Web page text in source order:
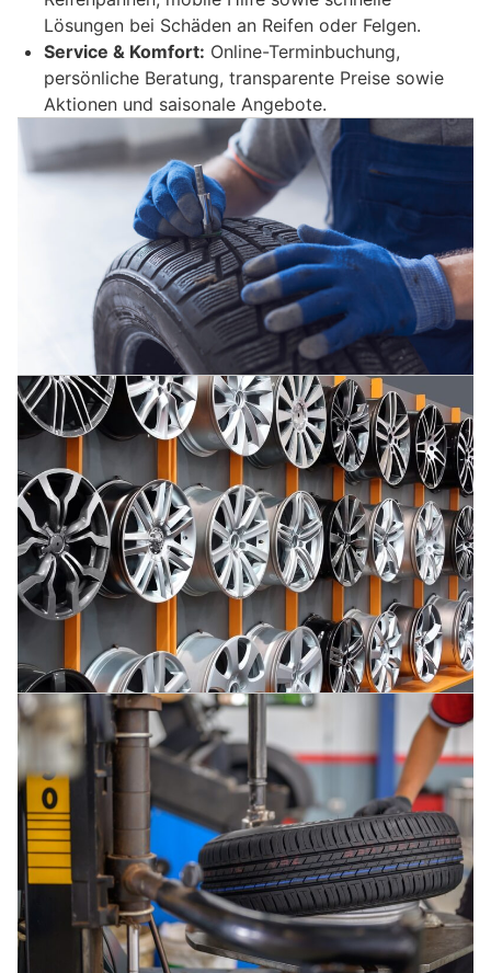
Lösungen bei Schäden an Reifen oder Felgen.
Service & Komfort: Online-Terminbuchung,
persönliche Beratung, transparente Preise sowie
Aktionen und saisonale Angebote.